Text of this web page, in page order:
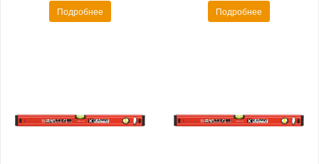
Подробнее
Подробнее